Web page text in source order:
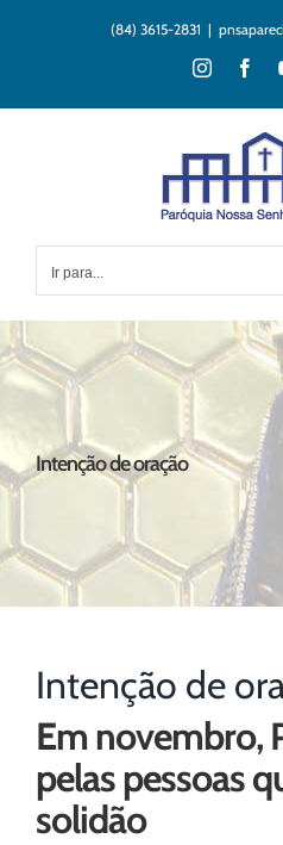
(84) 3615-2831 |
Instagram
Ir para...
Intenção de oração
Intenção de
Em novembro,
pelas pessoas
solidão